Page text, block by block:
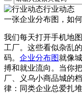
行业动态
一张企业分布图，如
我们每天打开手机地
工厂。这些看似杂乱
码。 企业分布图就像
搏和就业流向。当你
厂、义乌小商品城的
律：同类企业总爱扎